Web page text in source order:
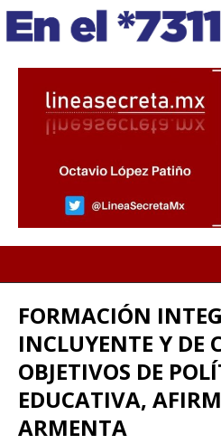
FORMACIÓN
INCLUYENTE Y DE
OBJETIVOS DE
EDUCATIVA,
ARMENTA